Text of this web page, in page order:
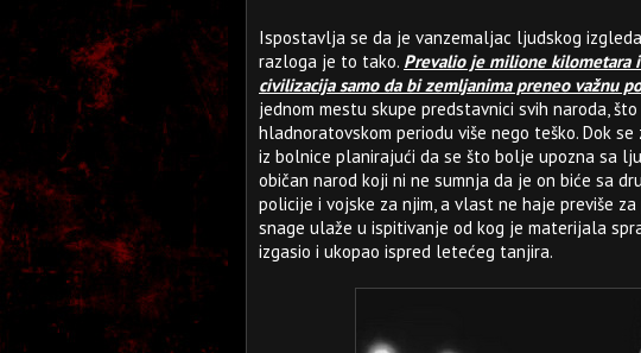
Ispostavlja se da je vanzemaljac ljudskog
razloga je to tako. Prevalio je milione kilometara
civilizacija samo da bi zemljanima preneo važnu
jednom mestu skupe predstavnici svih naroda,
hladnoratovskom periodu više nego teško. Dok
iz bolnice planirajući da se što bolje upozna sa
običan narod koji ni ne sumnja da je on biće sa
policije i vojske za njim, a vlast ne haje previše
snage ulaže u ispitivanje od kog je materijala
izgasio i ukopao ispred letećeg tanjira.